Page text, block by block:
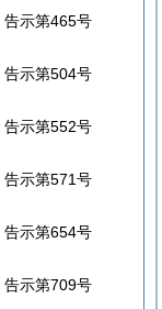
告示第465号
告示第504号
告示第552号
告示第571号
告示第654号
告示第709号